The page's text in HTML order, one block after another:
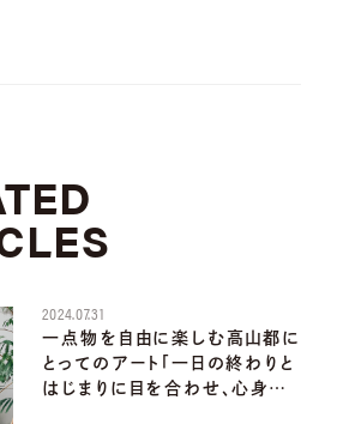
2024.07.31
一点物を自由に楽しむ高山都に
とってのアート「一日の終わりと
はじまりに目を合わせ、心身…